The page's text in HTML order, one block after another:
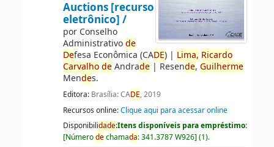
Auctions [recurso
eletrônico] /
por Conselho
Administrativode
Defesa Econômica (CADE)| Lima, Ricardo
Carvalho deAndrade| Resende, Guilherme
Mendes.
Editora: Brasília: CADE, 2019
Recursos online:Clique aqui para acessar online
Disponibilidade:Itens disponíveis para empréstimo:
[Númerodechamada:341.3787 W926] (1).